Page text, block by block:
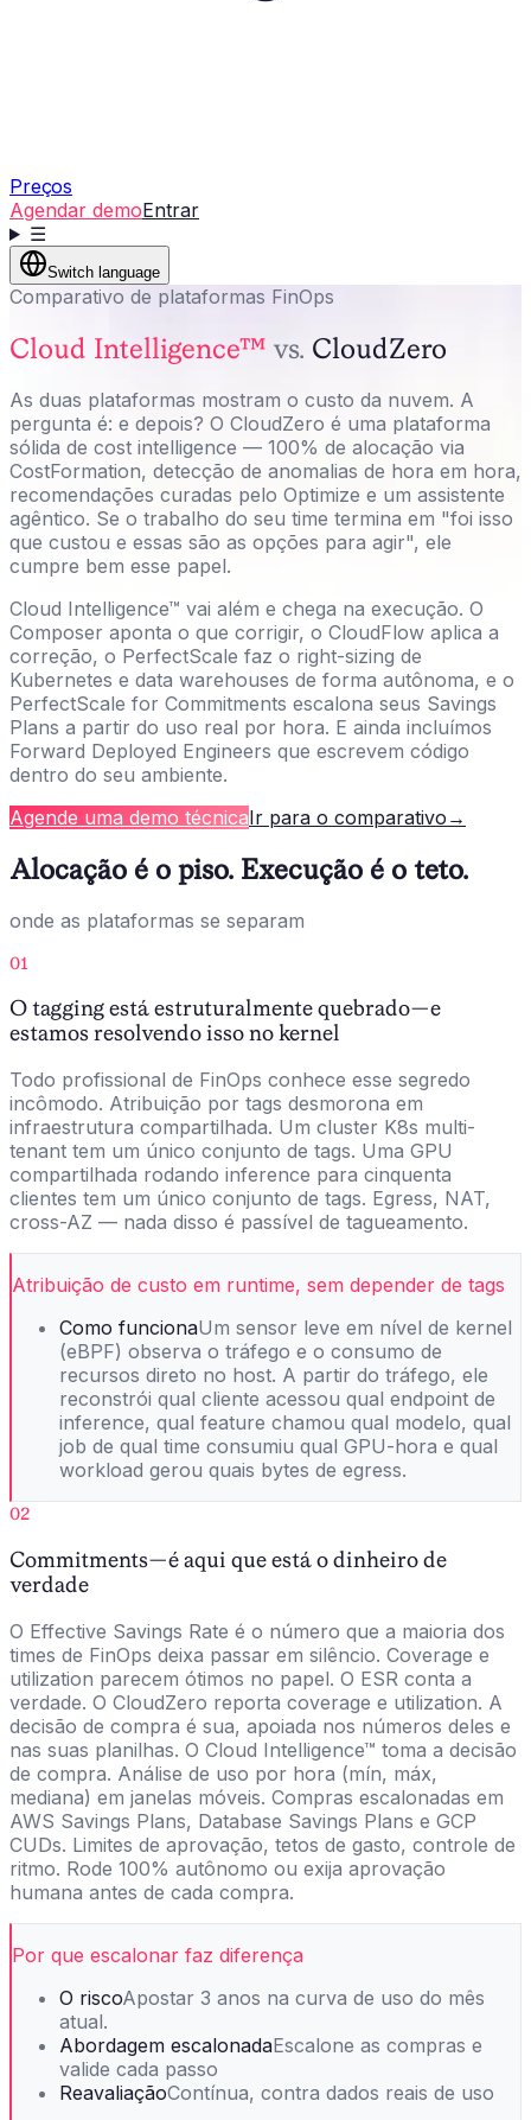
Preços
Agendar demoEntrar
☰
Switch language
Comparativo de plataformas FinOps
Cloud Intelligence™ vs. CloudZero
As duas plataformas mostram o custo da nuvem. A
pergunta é: e depois? O CloudZero é uma plataforma
sólida de cost intelligence — 100% de alocação via
CostFormation, detecção de anomalias de hora em hora,
recomendações curadas pelo Optimize e um assistente
agêntico. Se o trabalho do seu time termina em "foi isso
que custou e essas são as opções para agir", ele
cumpre bem esse papel.
Cloud Intelligence™ vai além e chega na execução. O
Composer aponta o que corrigir, o CloudFlow aplica a
correção, o PerfectScale faz o right-sizing de
Kubernetes e data warehouses de forma autônoma, e o
PerfectScale for Commitments escalona seus Savings
Plans a partir do uso real por hora. E ainda incluímos
Forward Deployed Engineers que escrevem código
dentro do seu ambiente.
Agende uma demo técnicaIr para o comparativo →
Alocação é o piso. Execução é o teto.
onde as plataformas se separam
01
O tagging está estruturalmente quebrado — e
estamos resolvendo isso no kernel
Todo profissional de FinOps conhece esse segredo
incômodo. Atribuição por tags desmorona em
infraestrutura compartilhada. Um cluster K8s multi-
tenant tem um único conjunto de tags. Uma GPU
compartilhada rodando inference para cinquenta
clientes tem um único conjunto de tags. Egress, NAT,
cross-AZ — nada disso é passível de tagueamento.
Atribuição de custo em runtime, sem depender de tags
Como funcionaUm sensor leve em nível de kernel
(eBPF) observa o tráfego e o consumo de
recursos direto no host. A partir do tráfego, ele
reconstrói qual cliente acessou qual endpoint de
inference, qual feature chamou qual modelo, qual
job de qual time consumiu qual GPU-hora e qual
workload gerou quais bytes de egress.
02
Commitments — é aqui que está o dinheiro de
verdade
O Effective Savings Rate é o número que a maioria dos
times de FinOps deixa passar em silêncio. Coverage e
utilization parecem ótimos no papel. O ESR conta a
verdade. O CloudZero reporta coverage e utilization. A
decisão de compra é sua, apoiada nos números deles e
nas suas planilhas. O Cloud Intelligence™ toma a decisão
de compra. Análise de uso por hora (mín, máx,
mediana) em janelas móveis. Compras escalonadas em
AWS Savings Plans, Database Savings Plans e GCP
CUDs. Limites de aprovação, tetos de gasto, controle de
ritmo. Rode 100% autônomo ou exija aprovação
humana antes de cada compra.
Por que escalonar faz diferença
O riscoApostar 3 anos na curva de uso do mês
atual.
Abordagem escalonadaEscalone as compras e
valide cada passo
ReavaliaçãoContínua, contra dados reais de uso